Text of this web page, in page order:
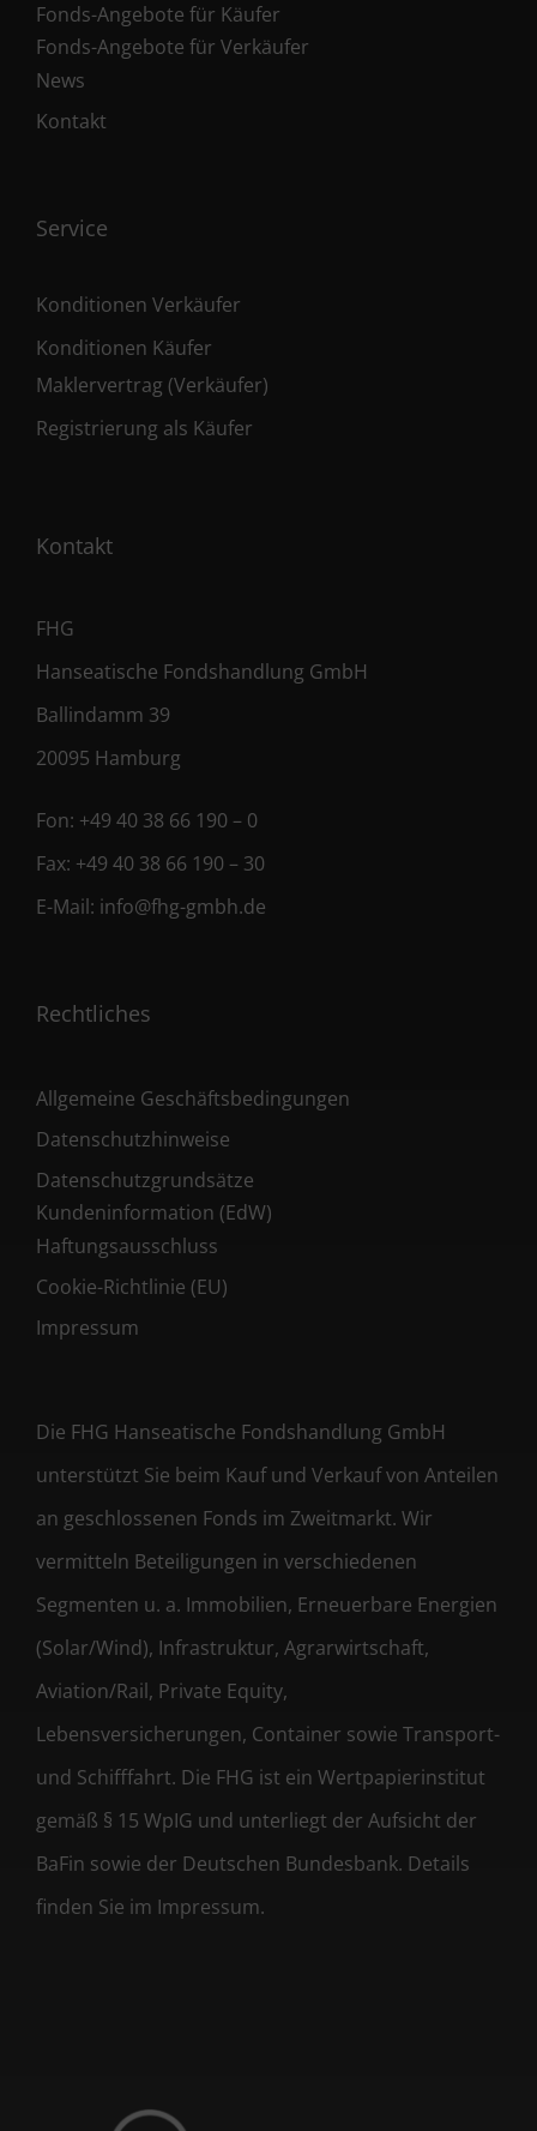
Fonds-Angebote für Käufer
Fonds-Angebote für Verkäufer
News
Kontakt
Service
Konditionen Verkäufer
Konditionen Käufer
Maklervertrag (Verkäufer)
Registrierung als Käufer
Kontakt
FHG
Hanseatische Fondshandlung GmbH
Ballindamm 39
20095 Hamburg
Fon: +49 40 38 66 190 – 0
Fax: +49 40 38 66 190 – 30
E-Mail: info@fhg-gmbh.de
Rechtliches
Allgemeine Geschäftsbedingungen
Datenschutzhinweise
Datenschutzgrundsätze
Kundeninformation (EdW)
Haftungsausschluss
Cookie-Richtlinie (EU)
Impressum
Die FHG Hanseatische Fondshandlung GmbH
unterstützt Sie beim Kauf und Verkauf von Anteilen
an geschlossenen Fonds im Zweitmarkt. Wir
vermitteln Beteiligungen in verschiedenen
Segmenten u. a. Immobilien, Erneuerbare Energien
(Solar/Wind), Infrastruktur, Agrarwirtschaft,
Aviation/Rail, Private Equity,
Lebensversicherungen, Container sowie Transport-
und Schifffahrt. Die FHG ist ein Wertpapierinstitut
gemäß § 15 WpIG und unterliegt der Aufsicht der
BaFin sowie der Deutschen Bundesbank. Details
finden Sie im Impressum.